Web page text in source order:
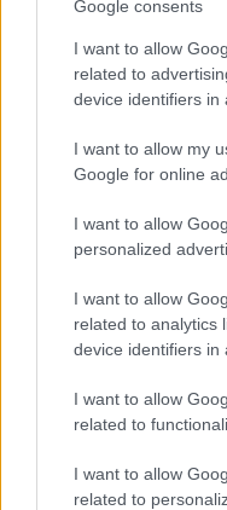
Google consents
I want to allow
related to
device identifiers in
I want to allow my
Google for online
I want to allow
personalized
I want to allow
related to analytics
device identifiers in
I want to allow
related to
I want to allow
related to
Ευρωπαϊκό
ρεκόρ συμμετοχών